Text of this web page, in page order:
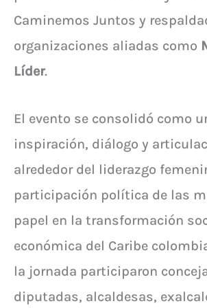
Caminemos Juntos y
organizaciones aliadas como
Líder.
El evento se consolidó como
inspiración, diálogo y
alrededor del liderazgo
participación política de las
papel en la transformación
económica del Caribe
la jornada participaron
diputadas, alcaldesas,